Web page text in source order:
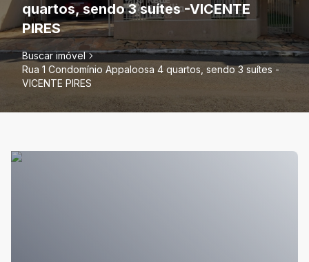
quartos, sendo 3 suítes -VICENTE
PIRES
Buscar imóvel
Rua 1 Condomínio Appaloosa 4 quartos, sendo 3 suítes -
VICENTE PIRES